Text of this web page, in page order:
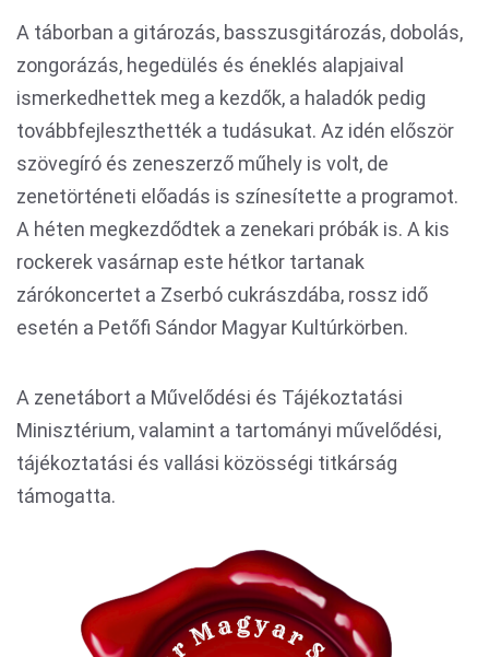
A táborban a gitározás, basszusgitározás, dobolás,
zongorázás, hegedülés és éneklés alapjaival
ismerkedhettek meg a kezdők, a haladók pedig
továbbfejleszthették a tudásukat. Az idén először
szövegíró és zeneszerző műhely is volt, de
zenetörténeti előadás is színesítette a programot.
A héten megkezdődtek a zenekari próbák is. A kis
rockerek vasárnap este hétkor tartanak
zárókoncertet a Zserbó cukrászdába, rossz idő
esetén a Petőfi Sándor Magyar Kultúrkörben.
A zenetábort a Művelődési és Tájékoztatási
Minisztérium, valamint a tartományi művelődési,
tájékoztatási és vallási közösségi titkárság
támogatta.